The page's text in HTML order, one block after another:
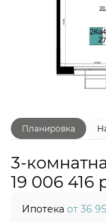
Планировка
3-
19 006 416
Ипотека от 36